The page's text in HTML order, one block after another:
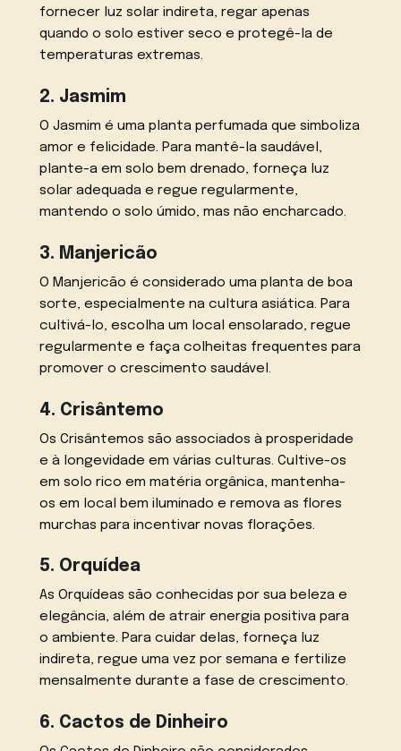
fornecer luz solar indireta, regar apenas
quando o solo estiver seco e protegê-la de
temperaturas extremas.
2. Jasmim
O Jasmim é uma planta perfumada que simboliza
amor e felicidade. Para mantê-la saudável,
plante-a em solo bem drenado, forneça luz
solar adequada e regue regularmente,
mantendo o solo úmido, mas não encharcado.
3. Manjericão
O Manjericão é considerado uma planta de boa
sorte, especialmente na cultura asiática. Para
cultivá-lo, escolha um local ensolarado, regue
regularmente e faça colheitas frequentes para
promover o crescimento saudável.
4. Crisântemo
Os Crisântemos são associados à prosperidade
e à longevidade em várias culturas. Cultive-os
em solo rico em matéria orgânica, mantenha-
os em local bem iluminado e remova as flores
murchas para incentivar novas florações.
5. Orquídea
As Orquídeas são conhecidas por sua beleza e
elegância, além de atrair energia positiva para
o ambiente. Para cuidar delas, forneça luz
indireta, regue uma vez por semana e fertilize
mensalmente durante a fase de crescimento.
6. Cactos de Dinheiro